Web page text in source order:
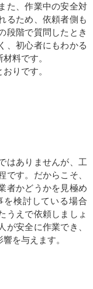
た、作業中の安全対
るため、依頼者側も
段階で質問したとき
、初心者にもわかる
料です。
りです。
はありませんが、工
す。だからこそ、
者かどうかを見極め
を検討している場合
うえで依頼しましょ
が安全に作業でき、
を与えます。